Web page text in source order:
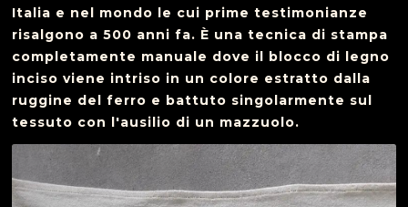
Italia e nel mondo le cui prime testimonianze
risalgono a 500 anni fa. È una tecnica di stampa
completamente manuale dove il blocco di legno
inciso viene intriso in un colore estratto dalla
ruggine del ferro e battuto singolarmente sul
tessuto con l'ausilio di un mazzuolo.